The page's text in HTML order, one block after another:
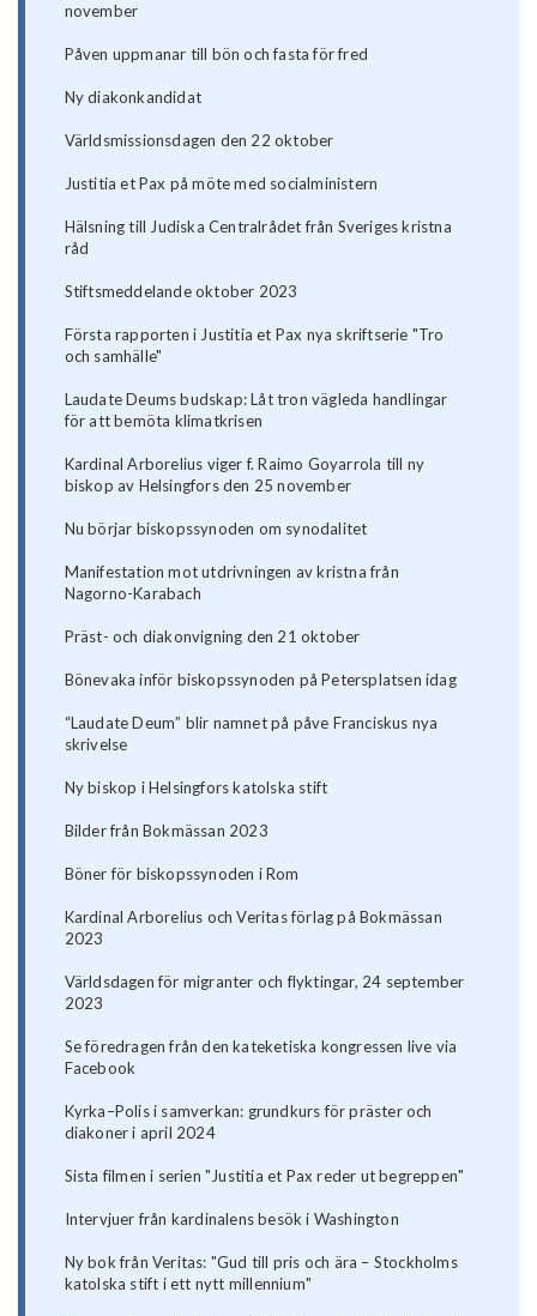
november
Påven uppmanar till bön och fasta för fred
Ny diakonkandidat
Världsmissionsdagen den 22 oktober
Justitia et Pax på möte med socialministern
Hälsning till Judiska Centralrådet från Sveriges kristna
råd
Stiftsmeddelande oktober 2023
Första rapporten i Justitia et Pax nya skriftserie "Tro
och samhälle"
Laudate Deums budskap: Låt tron vägleda handlingar
för att bemöta klimatkrisen
Kardinal Arborelius viger f. Raimo Goyarrola till ny
biskop av Helsingfors den 25 november
Nu börjar biskopssynoden om synodalitet
Manifestation mot utdrivningen av kristna från
Nagorno-Karabach
Präst- och diakonvigning den 21 oktober
Bönevaka inför biskopssynoden på Petersplatsen idag
“Laudate Deum” blir namnet på påve Franciskus nya
skrivelse
Ny biskop i Helsingfors katolska stift
Bilder från Bokmässan 2023
Böner för biskopssynoden i Rom
Kardinal Arborelius och Veritas förlag på Bokmässan
2023
Världsdagen för migranter och flyktingar, 24 september
2023
Se föredragen från den kateketiska kongressen live via
Facebook
Kyrka–Polis i samverkan: grundkurs för präster och
diakoner i april 2024
Sista filmen i serien "Justitia et Pax reder ut begreppen"
Intervjuer från kardinalens besök i Washington
Ny bok från Veritas: "Gud till pris och ära – Stockholms
katolska stift i ett nytt millennium"